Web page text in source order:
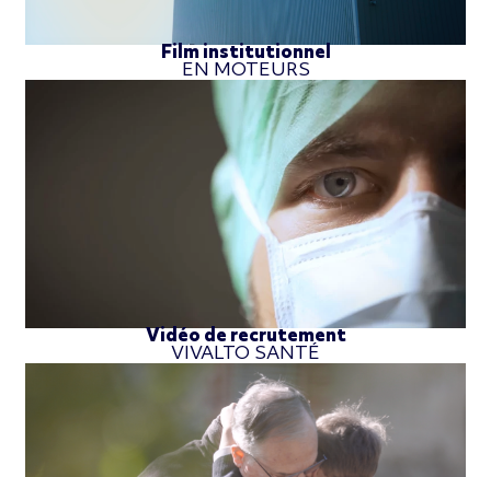
Film institutionnel
EN MOTEURS
Vidéo de recrutement
VIVALTO SANTÉ